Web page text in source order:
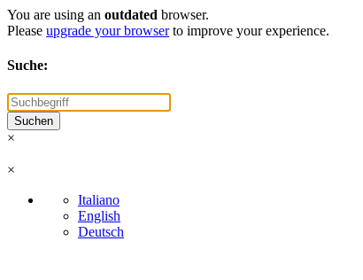
You are using an outdated browser.
Please upgrade your browserto improve your experience.
Suche:
×
×
Italiano
English
Deutsch